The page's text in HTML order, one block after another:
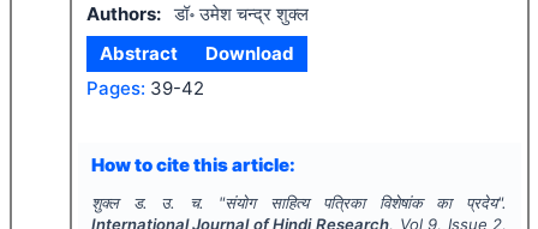
Authors: डॉ॰ उमेश चन्द्र शुक्ल
Abstract
Download
Pages: 39-42
How to cite this article:
शुक्ल ड. उ. च. "संयोग साहित्य पत्रिका विशेषांक का प्रदेय".
International Journal of Hindi Research, Vol 9, Issue 2,